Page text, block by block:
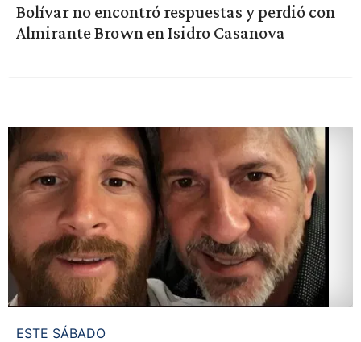
Bolívar no encontró respuestas y perdió con
Almirante Brown en Isidro Casanova
ESTE SÁBADO